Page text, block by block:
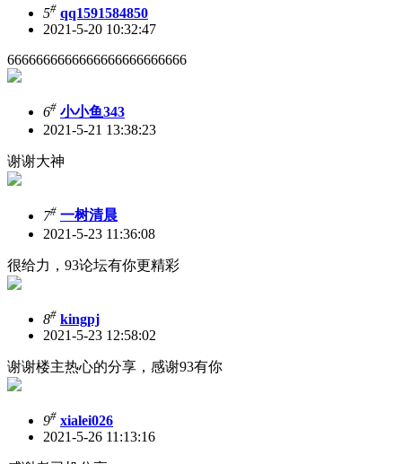
5# qq1591584850
2021-5-20 10:32:47
6666666666666666666666666
6# 小小鱼343
2021-5-21 13:38:23
谢谢大神
7# 一树清晨
2021-5-23 11:36:08
很给力，93论坛有你更精彩
8# kingpj
2021-5-23 12:58:02
谢谢楼主热心的分享，感谢93有你
9# xialei026
2021-5-26 11:13:16